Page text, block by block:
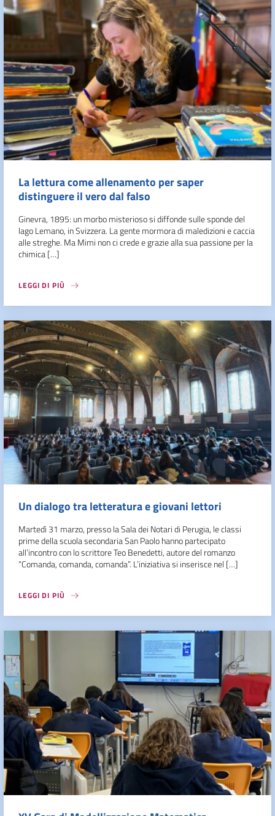
La lettura come allenamento per saper
distinguere il vero dal falso
Ginevra, 1895: un morbo misterioso si diffonde sulle sponde del
lago Lemano, in Svizzera. La gente mormora di maledizioni e caccia
alle streghe. Ma Mimi non ci crede e grazie alla sua passione per la
chimica […]
LEGGI DI PIÙ
Un dialogo tra letteratura e giovani lettori
Martedì 31 marzo, presso la Sala dei Notari di Perugia, le classi
prime della scuola secondaria San Paolo hanno partecipato
all’incontro con lo scrittore Teo Benedetti, autore del romanzo
“Comanda, comanda, comanda”. L’iniziativa si inserisce nel […]
LEGGI DI PIÙ